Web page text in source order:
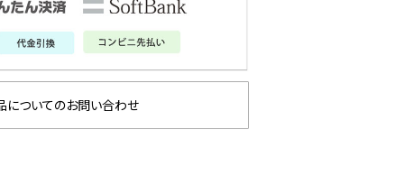
についてのお問い合わせ